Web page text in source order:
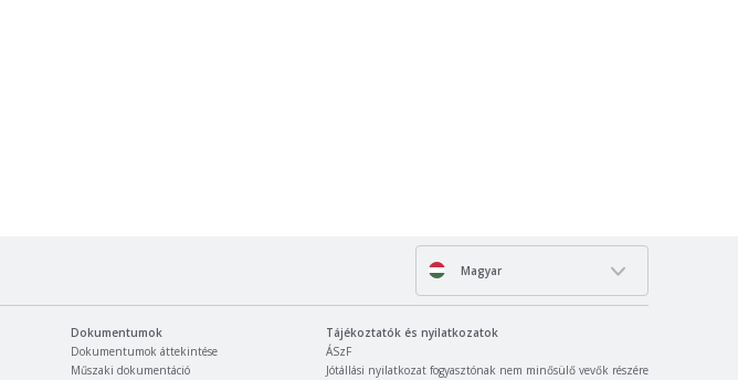
Magyar
Dokumentumok
Dokumentumok áttekintése
Műszaki dokumentáció
Tájékoztatók és nyilatkozatok
ÁSzF
Jótállási nyilatkozat fogyasztónak nem minősülő vevők részére